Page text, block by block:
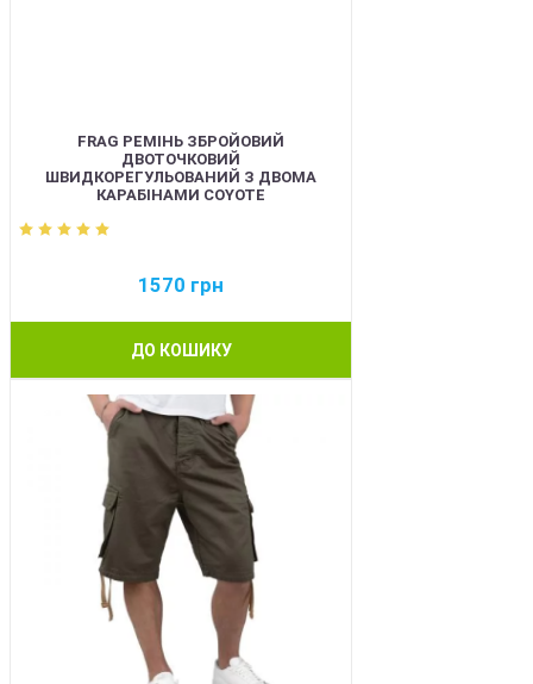
FRAG РЕМІНЬ ЗБРОЙОВИЙ
ДВОТОЧКОВИЙ
ШВИДКОРЕГУЛЬОВАНИЙ З ДВОМА
КАРАБІНАМИ COYOTE
1570 грн
ДО КОШИКУ